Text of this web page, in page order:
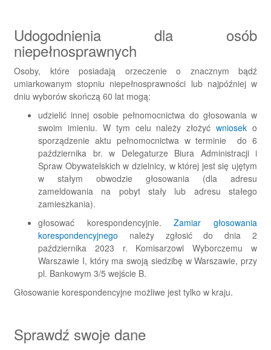
Udogodnienia dla osób
niepełnosprawnych
Osoby, które posiadają orzeczenie o znacznym bądź
umiarkowanym stopniu niepełnosprawności lub najpóźniej w
dniu wyborów skończą 60 lat mogą:
udzielić innej osobie pełnomocnictwa do głosowania w
swoim imieniu. W tym celu należy złożyćwniosek o
sporządzenie aktu pełnomocnictwa w terminie do 6
października br. w Delegaturze Biura Administracji i
Spraw Obywatelskich w dzielnicy, w której jest się ujętym
w stałym obwodzie głosowania (dla adresu
zameldowania na pobyt stały lub adresu stałego
zamieszkania).
głosować korespondencyjnie.Zamiar głosowania
korespondencyjnego należy zgłosić do dnia 2
października 2023 r. Komisarzowi Wyborczemu w
Warszawie I, który ma swoją siedzibę w Warszawie, przy
pl. Bankowym 3/5 wejście B.
Głosowanie korespondencyjne możliwe jest tylko w kraju.
Sprawdź swoje dane